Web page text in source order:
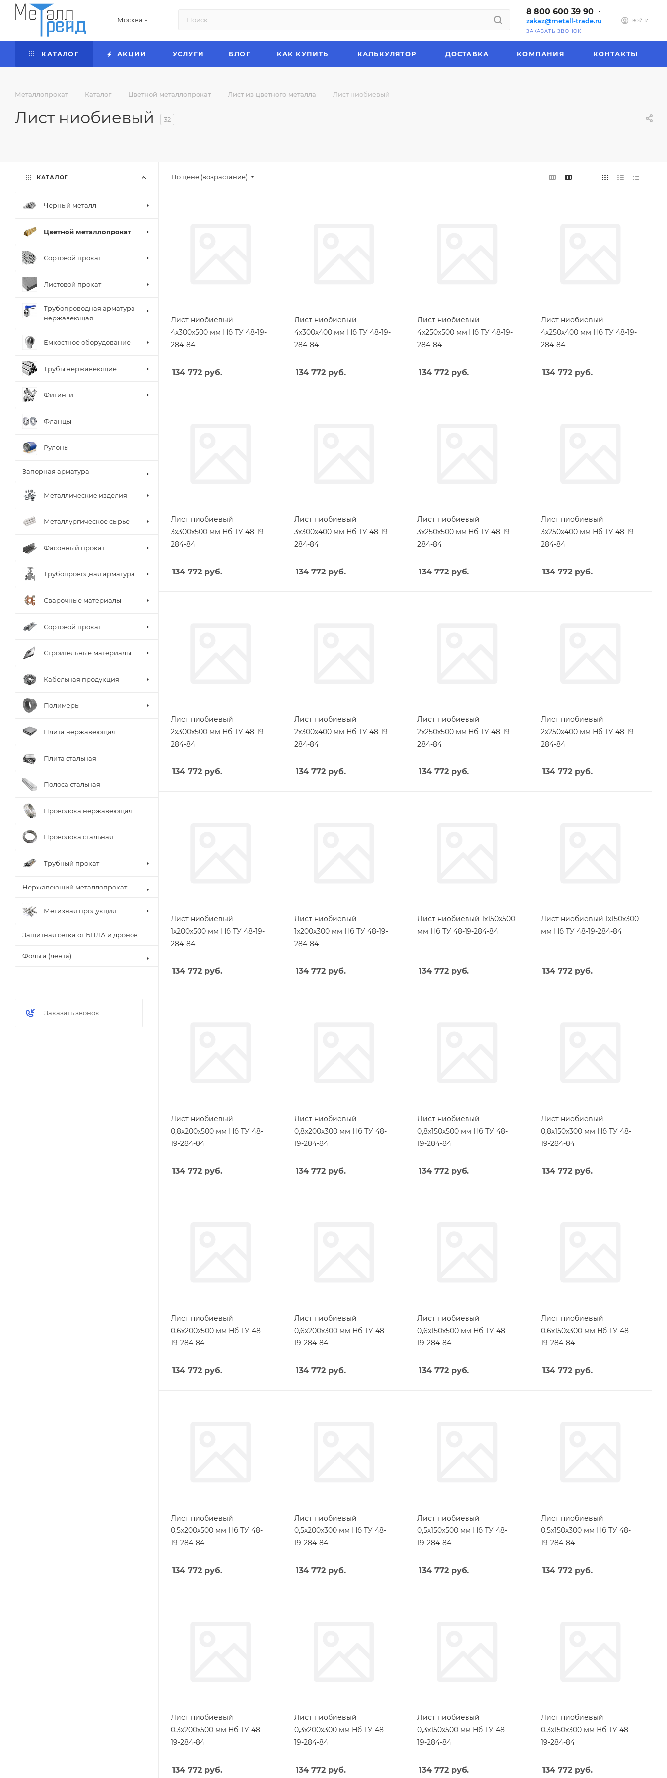
Москва
8 800 600 39 90
zakaz@metall-trade.ru
ЗАКАЗАТЬ ЗВОНОК
ВОЙТИ
КАТАЛОГ АКЦИИ УСЛУГИ БЛОГ КАК КУПИТЬ КАЛЬКУЛЯТОР ДОСТАВКА КОМПАНИЯ КОНТАКТЫ
Металлопрокат — Каталог — Цветной металлопрокат — Лист из цветного металла — Лист ниобиевый
Лист ниобиевый 32
По цене (возрастание)
Лист ниобиевый
4х300х500 мм Нб ТУ 48-19-
284-84
134 772 руб.
Лист ниобиевый
4х300х400 мм Нб ТУ 48-19-
284-84
134 772руб.
Лист ниобиевый
4х250х500 мм Нб ТУ 48-19-
284-84
134 772 руб.
Лист ниобиевый
4х250х400 мм Нб ТУ 48-19-
284-84
134 772руб.
Лист ниобиевый
3х300х500 мм Нб ТУ 48-19-
284-84
134 772 руб.
Лист ниобиевый
3х300х400 мм Нб ТУ 48-19-
284-84
134 772руб.
Лист ниобиевый
3х250х500 мм Нб ТУ 48-19-
284-84
134 772 руб.
Лист ниобиевый
3х250х400 мм Нб ТУ 48-19-
284-84
134 772руб.
Лист ниобиевый
2х300х500 мм Нб ТУ 48-19-
284-84
134 772 руб.
Лист ниобиевый
2х300х400 мм Нб ТУ 48-19-
284-84
134 772руб.
Лист ниобиевый
2х250х500 мм Нб ТУ 48-19-
284-84
134 772 руб.
Лист ниобиевый
2х250х400 мм Нб ТУ 48-19-
284-84
134 772руб.
Лист ниобиевый
1х200х500 мм Нб ТУ 48-19-
284-84
134 772 руб.
Лист ниобиевый
1х200х300 мм Нб ТУ 48-19-
284-84
134 772руб.
Лист ниобиевый 1х150х500
мм Нб ТУ 48-19-284-84
134 772 руб.
Лист ниобиевый 1х150х300
мм Нб ТУ 48-19-284-84
134 772руб.
Лист ниобиевый
0,8х200х500 мм Нб ТУ 48-
19-284-84
134 772 руб.
Лист ниобиевый
0,8х200х300 мм Нб ТУ 48-
19-284-84
134 772руб.
Лист ниобиевый
0,8х150х500 мм Нб ТУ 48-
19-284-84
134 772 руб.
Лист ниобиевый
0,8х150х300 мм Нб ТУ 48-
19-284-84
134 772руб.
Лист ниобиевый
0,6х200х500 мм Нб ТУ 48-
19-284-84
134 772 руб.
Лист ниобиевый
0,6х200х300 мм Нб ТУ 48-
19-284-84
134 772руб.
Лист ниобиевый
0,6х150х500 мм Нб ТУ 48-
19-284-84
134 772 руб.
Лист ниобиевый
0,6х150х300 мм Нб ТУ 48-
19-284-84
134 772руб.
Лист ниобиевый
0,5х200х500 мм Нб ТУ 48-
19-284-84
134 772 руб.
Лист ниобиевый
0,5х200х300 мм Нб ТУ 48-
19-284-84
134 772руб.
Лист ниобиевый
0,5х150х500 мм Нб ТУ 48-
19-284-84
134 772 руб.
Лист ниобиевый
0,5х150х300 мм Нб ТУ 48-
19-284-84
134 772руб.
Лист ниобиевый
0,3х200х500 мм Нб ТУ 48-
19-284-84
134 772 руб.
Лист ниобиевый
0,3х200х300 мм Нб ТУ 48-
19-284-84
134 772руб.
Лист ниобиевый
0,3х150х500 мм Нб ТУ 48-
19-284-84
134 772 руб.
Лист ниобиевый
0,3х150х300 мм Нб ТУ 48-
19-284-84
134 772руб.
КАТАЛОГ
Черный металл
Цветной металлопрокат
Сортовой прокат
Листовой прокат
Трубопроводная арматура
нержавеющая
Емкостное оборудование
Трубы нержавеющие
Фитинги
Фланцы
Рулоны
Запорная арматура
Металлические изделия
Металлургическое сырье
Фасонный прокат
Трубопроводная арматура
Сварочные материалы
Сортовой прокат
Строительные материалы
Кабельная продукция
Полимеры
Плита нержавеющая
Плита стальная
Полоса стальная
Проволока нержавеющая
Проволока стальная
Трубный прокат
Нержавеющий металлопрокат
Метизная продукция
Защитная сетка от БПЛА и дронов
Фольга (лента)
Заказать звонок